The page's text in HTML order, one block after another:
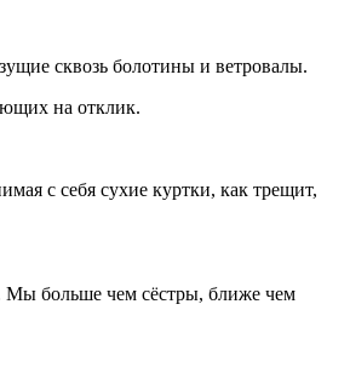
сквозь болотины и ветровалы.
на отклик.
с себя сухие куртки, как трещит,
Мы больше чем сёстры, ближе чем